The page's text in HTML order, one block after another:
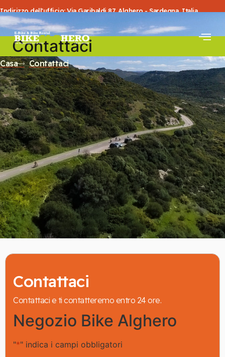
Indirizzo dell'ufficio: Via Garibaldi 87, Alghero - Sardegna, Italia
Contattaci
Casa Contattaci
Contattaci
Contattaci e ti contatteremo entro 24 ore.
Negozio Bike Alghero
"*" indica i campi obbligatori